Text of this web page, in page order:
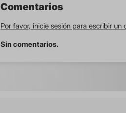
Comentarios
Por favor, inicie sesión para escribir un
Sin comentarios.